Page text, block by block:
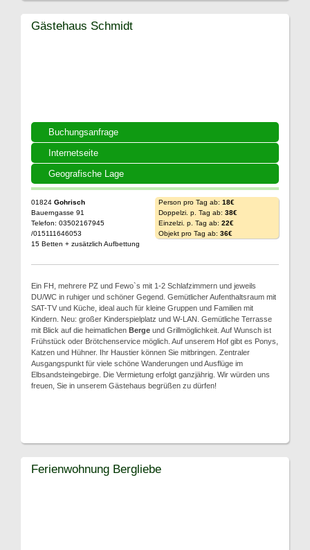
Buchungsanfrage
Internetseite
Geografische Lage
Gästehaus Schmidt
01824 Gohrisch
Bauerngasse 91
Telefon: 03502167945
/015111646053
15 Betten + zusätzlich Aufbettung
Person pro Tag ab: 18€
Doppelzi. p. Tag ab: 38€
Einzelzi. p. Tag ab: 22€
Objekt pro Tag ab: 36€
Ein FH, mehrere PZ und Fewo`s mit 1-2 Schlafzimmern und jeweils
DU/WC in ruhiger und schöner Gegend. Gemütlicher Aufenthaltsraum mit
SAT-TV und Küche, ideal auch für kleine Gruppen und Familien mit
Kindern. Neu: großer Kinderspielplatz und W-LAN. Gemütliche Terrasse
mit Blick auf die heimatlichen Berge und Grillmöglichkeit. Auf Wunsch ist
Frühstück oder Brötchenservice möglich. Auf unserem Hof gibt es Ponys,
Katzen und Hühner. Ihr Haustier können Sie mitbringen. Zentraler
Ausgangspunkt für viele schöne Wanderungen und Ausflüge im
Elbsandsteingebirge. Die Vermietung erfolgt ganzjährig. Wir würden uns
freuen, Sie in unserem Gästehaus begrüßen zu dürfen!
Ferienwohnung Bergliebe